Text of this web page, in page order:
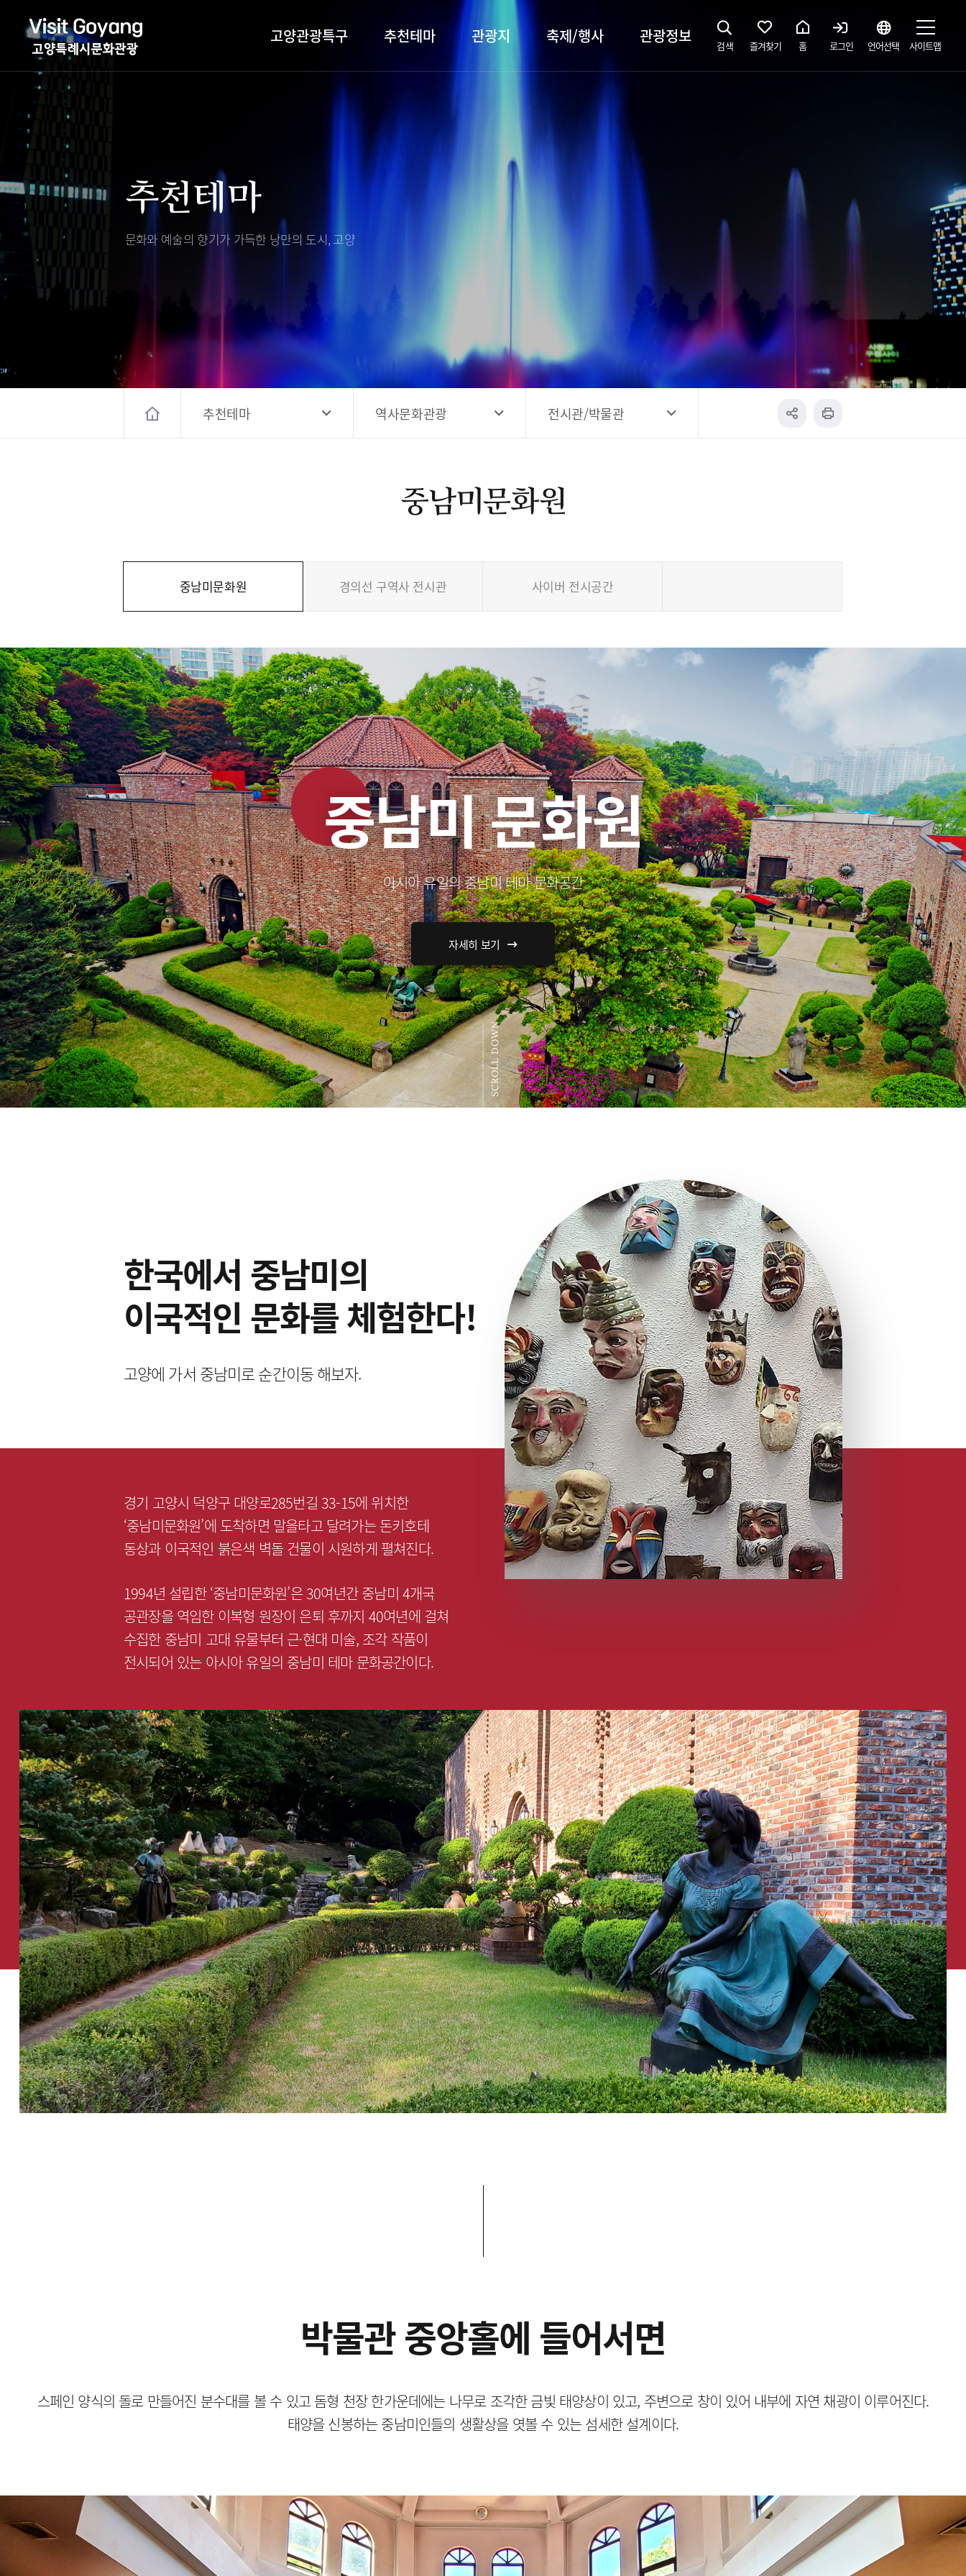
고양관광특구 추천테마
야경 나들이
자전거 나들이
도보관광 나들이
DMZ평화의길
행주산성
서오릉/서삼릉
장항습지
누리길
벚꽃명소
고양시 예술창작공간 새들
관광지 축제/행사
행사소개
프로그램 안내
관광정보
편의시설
오시는길
대표먹거리
전통시장
문화관광해설사 예약하기
해설사 공간
고양시관광협의회
고양컨벤션뷰로
경기관광
대한민국 구석구석
전자관광지도 다도라
관광안내홍보물
검색 즐겨찾기 홈 로그인 언어선택 사이트맵
추천테마
문화와 예술의 향기가 가득한 낭만의 도시, 고양
추천테마 역사문화관광 전시관/박물관
중남미문화원
중남미문화원 경의선 구역사 전시관 사이버 전시공간
중남미 문화원
아시아 유일의 중남미 테마 문화공간
자세히 보기
SCROLL DOWN
한국에서 중남미의
이국적인 문화를 체험한다!
고양에 가서 중남미로 순간이동 해보자.
경기 고양시 덕양구 대양로285번길 33-15에 위치한
‘중남미문화원’에 도착하면 말을타고 달려가는 돈키호테
동상과 이국적인 붉은색 벽돌 건물이 시원하게 펼쳐진다.
1994년 설립한 ‘중남미문화원’은 30여년간 중남미 4개국
공관장을 역임한 이복형 원장이 은퇴 후까지 40여년에 걸쳐
수집한 중남미 고대 유물부터 근·현대 미술, 조각 작품이
전시되어 있는 아시아 유일의 중남미 테마 문화공간이다.
박물관 중앙홀에 들어서면
스페인 양식의 돌로 만들어진 분수대를 볼 수 있고 돔형 천장 한가운데에는 나무로 조각한 금빛 태양상이 있고, 주변으로 창이 있어 내부에 자연 채광이 이루어진다.
태양을 신봉하는 중남미인들의 생활상을 엿볼 수 있는 섬세한 설계이다.